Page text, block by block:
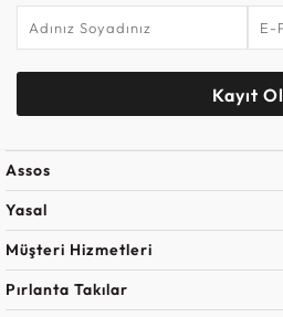
Kayıt Ol
Assos
Yasal
Müşteri Hizmetleri
Pırlanta Takılar